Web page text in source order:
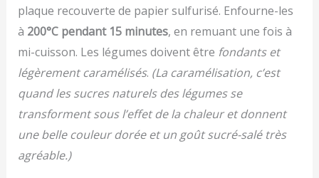
plaque recouverte de papier sulfurisé. Enfourne-les
à 200°C pendant 15 minutes, en remuant une fois à
mi-cuisson. Les légumes doivent être fondants et
légèrement caramélisés. (La caramélisation, c’est
quand les sucres naturels des légumes se
transforment sous l’effet de la chaleur et donnent
une belle couleur dorée et un goût sucré-salé très
agréable.)